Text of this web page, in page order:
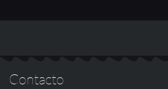
Contacto